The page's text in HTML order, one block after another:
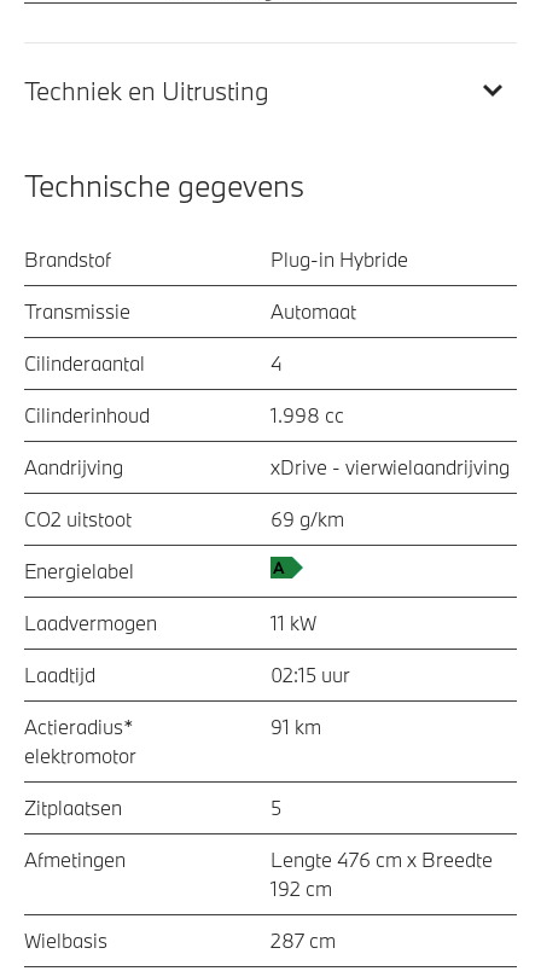
Techniek en Uitrusting
Technische gegevens
Brandstof Plug-in Hybride
Transmissie Automaat
Cilinderaantal 4
Cilinderinhoud 1.998 cc
Aandrijving xDrive - vierwielaandrijving
CO2 uitstoot 69 g/km
Energielabel
Laadvermogen 11 kW
Laadtijd 02:15 uur
Actieradius*
elektromotor
91 km
Zitplaatsen 5
Afmetingen
Lengte 476 cm x Breedte
192 cm
Wielbasis 287 cm